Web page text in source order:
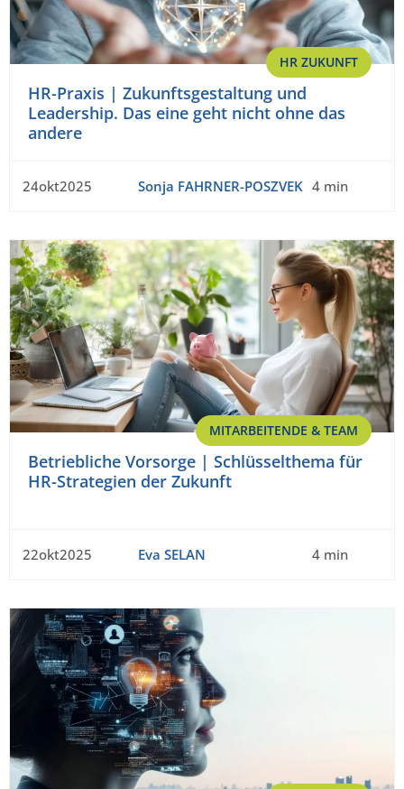
HR ZUKUNFT
HR-Praxis | Zukunftsgestaltung und
Leadership. Das eine geht nicht ohne das
andere
24okt2025 Sonja FAHRNER-POSZVEK 4 min
MITARBEITENDE & TEAM
Betriebliche Vorsorge | Schlüsselthema für
HR-Strategien der Zukunft
22okt2025 Eva SELAN 4 min